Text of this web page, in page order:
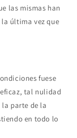
las mismas han
última vez que
fuese
tal nulidad
parte de la
en todo lo